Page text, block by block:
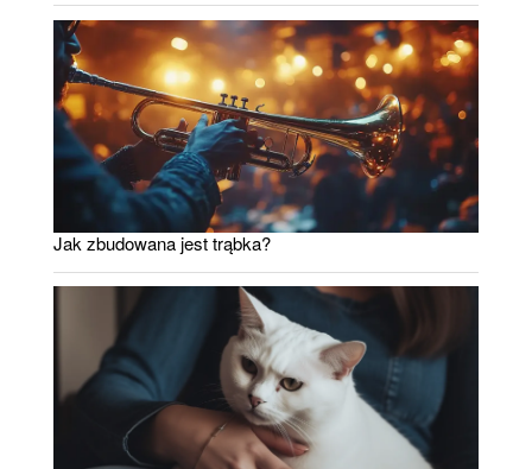
Jak zbudowana jest trąbka?